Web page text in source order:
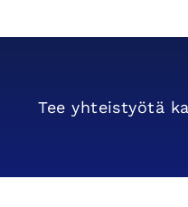
Tee yhteis­­työtä